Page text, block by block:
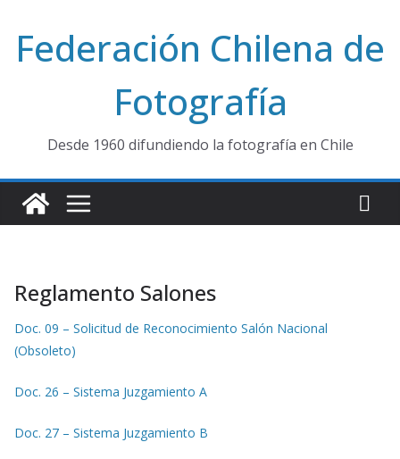
contenido
Federación Chilena de
Fotografía
Desde 1960 difundiendo la fotografía en Chile
Reglamento Salones
Doc. 09 – Solicitud de Reconocimiento Salón Nacional
(Obsoleto)
Doc. 26 – Sistema Juzgamiento A
Doc. 27 – Sistema Juzgamiento B